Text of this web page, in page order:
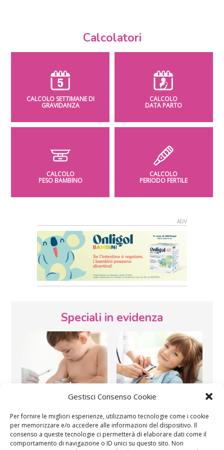
Gestisci Consenso Cookie
Per fornire le migliori esperienze, utilizziamo tecnologie come i cookie
per memorizzare e/o accedere alle informazioni del dispositivo. Il
consenso a queste tecnologie ci permetterà di elaborare dati come il
comportamento di navigazione o ID unici su questo sito. Non
Calcolatori
CALCOLO SETTIMANE DI
GRAVIDANZA
CALCOLO
DATA PARTO
CALCOLO
PESO BAMBINO
CALCOLO
PERIODO FERTILE
Speciali in evidenza
Vaccini SOS Pediatra